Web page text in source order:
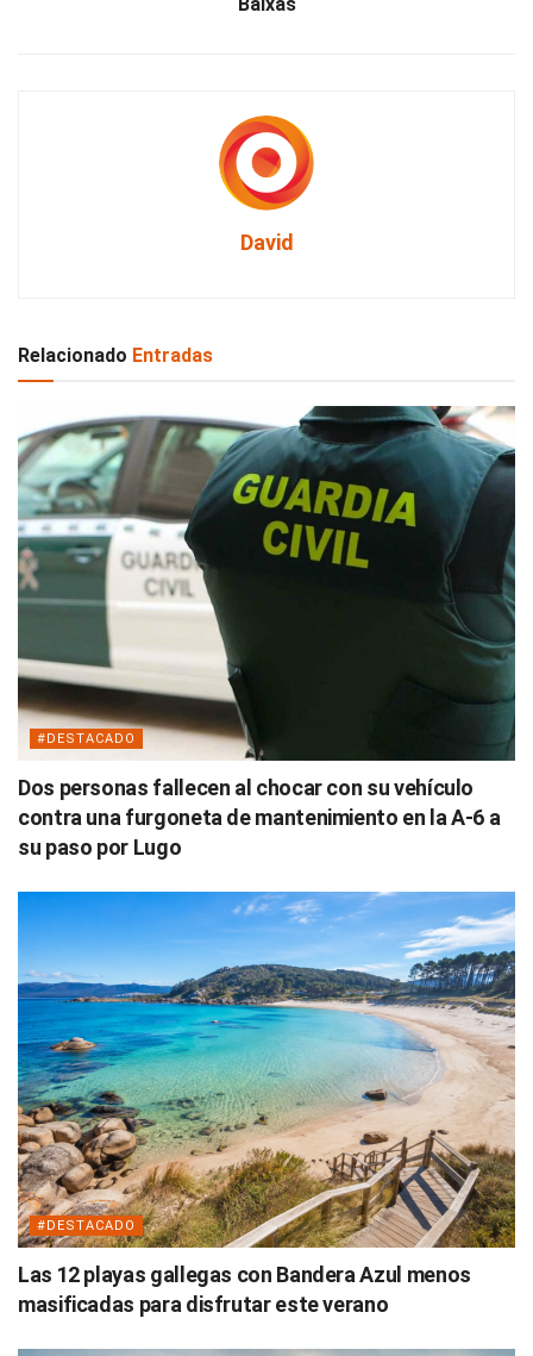
David
Relacionado Entradas
#DESTACADO
Dos personas fallecen al chocar con su vehículo
contra una furgoneta de mantenimiento en la A-6 a
su paso por Lugo
#DESTACADO
Las 12 playas gallegas con Bandera Azul menos
masificadas para disfrutar este verano